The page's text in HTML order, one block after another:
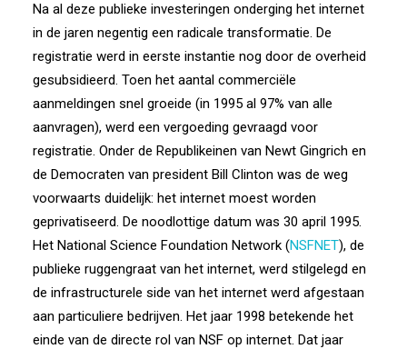
Na al deze publieke investeringen onderging het internet
in de jaren negentig een radicale transformatie. De
registratie werd in eerste instantie nog door de overheid
gesubsidieerd. Toen het aantal commerciële
aanmeldingen snel groeide (in 1995 al 97% van alle
aanvragen), werd een vergoeding gevraagd voor
registratie. Onder de Republikeinen van Newt Gingrich en
de Democraten van president Bill Clinton was de weg
voorwaarts duidelijk: het internet moest worden
geprivatiseerd. De noodlottige datum was 30 april 1995.
Het National Science Foundation Network (NSFNET), de
publieke ruggengraat van het internet, werd stilgelegd en
de infrastructurele side van het internet werd afgestaan ​​
aan particuliere bedrijven. Het jaar 1998 betekende het
einde van de directe rol van NSF op internet. Dat jaar